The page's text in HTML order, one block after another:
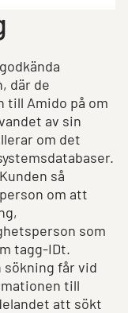
där de
till Amido på om
av sin
om det
så
om att
som
tagg-IDt.
sökning får vid
till
att sökt